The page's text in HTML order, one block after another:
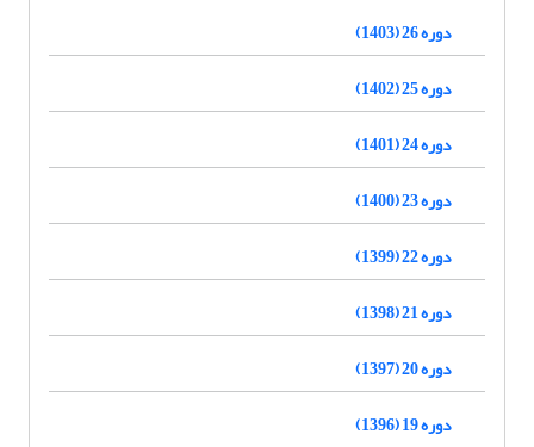
دوره 26 (1403)
دوره 25 (1402)
دوره 24 (1401)
دوره 23 (1400)
دوره 22 (1399)
دوره 21 (1398)
دوره 20 (1397)
دوره 19 (1396)